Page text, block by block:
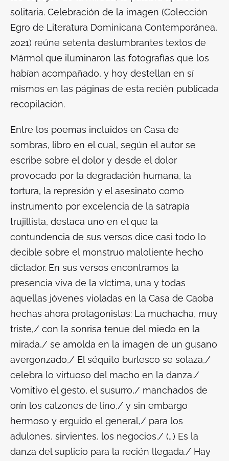
solitaria. Celebración de la imagen (Colección
Egro de Literatura Dominicana Contemporánea,
2021) reúne setenta deslumbrantes textos de
Mármol que iluminaron las fotografías que los
habían acompañado, y hoy destellan en sí
mismos en las páginas de esta recién publicada
recopilación.
Entre los poemas incluidos en Casa de
sombras, libro en el cual, según el autor se
escribe sobre el dolor y desde el dolor
provocado por la degradación humana, la
tortura, la represión y el asesinato como
instrumento por excelencia de la satrapía
trujillista, destaca uno en el que la
contundencia de sus versos dice casi todo lo
decible sobre el monstruo maloliente hecho
dictador. En sus versos encontramos la
presencia viva de la víctima, una y todas
aquellas jóvenes violadas en la Casa de Caoba
hechas ahora protagonistas: La muchacha, muy
triste,/ con la sonrisa tenue del miedo en la
mirada,/ se amolda en la imagen de un gusano
avergonzado,/ El séquito burlesco se solaza,/
celebra lo virtuoso del macho en la danza./
Vomitivo el gesto, el susurro,/ manchados de
orín los calzones de lino,/ y sin embargo
hermoso y erguido el general,/ para los
adulones, sirvientes, los negocios./ (…) Es la
danza del suplicio para la recién llegada./ Hay